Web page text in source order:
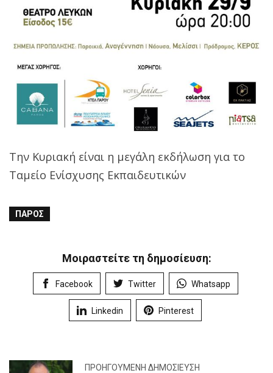
Την Κυριακή είναι η μεγάλη εκδήλωση για το
Ταμείο Ενίσχυσης Εκπαιδευτικών
ΠΆΡΟΣ
Μοιραστείτε τη δημοσίευση:
Facebook Twitter Whatsapp
Linkedin Pinterest
ΠΡΟΗΓΟΎΜΕΝΗ ΔΗΜΟΣΊΕΥΣΗ